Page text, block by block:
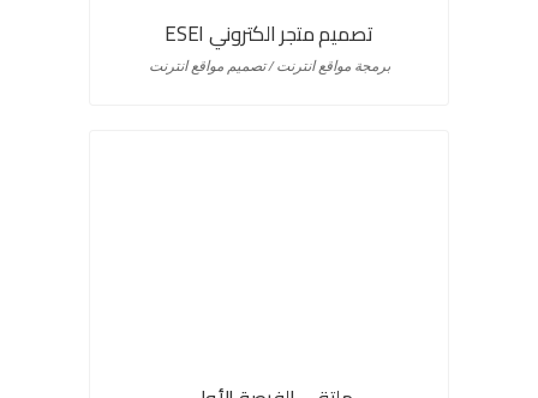
تصميم متجر الكتروني ESEI
برمجة مواقع انترنت / تصميم مواقع انترنت